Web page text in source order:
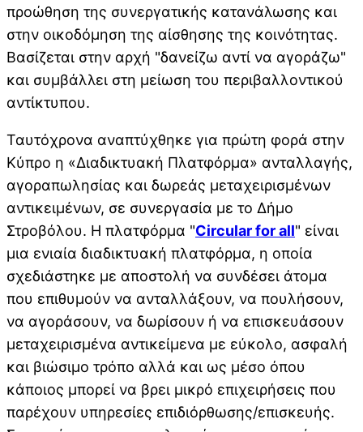
προώθηση της συνεργατικής κατανάλωσης και
στην οικοδόμηση της αίσθησης της κοινότητας.
Βασίζεται στην αρχή "δανείζω αντί να αγοράζω"
και συμβάλλει στη μείωση του περιβαλλοντικού
αντίκτυπου.
Ταυτόχρονα αναπτύχθηκε για πρώτη φορά στην
Κύπρο η «Διαδικτυακή Πλατφόρμα» ανταλλαγής,
αγοραπωλησίας και δωρεάς μεταχειρισμένων
αντικειμένων, σε συνεργασία με το Δήμο
Στροβόλου. Η πλατφόρμα "Circular for all" είναι
μια ενιαία διαδικτυακή πλατφόρμα, η οποία
σχεδιάστηκε με αποστολή να συνδέσει άτομα
που επιθυμούν να ανταλλάξουν, να πουλήσουν,
να αγοράσουν, να δωρίσουν ή να επισκευάσουν
μεταχειρισμένα αντικείμενα με εύκολο, ασφαλή
και βιώσιμο τρόπο αλλά και ως μέσο όπου
κάποιος μπορεί να βρει μικρό επιχειρήσεις που
παρέχουν υπηρεσίες επιδιόρθωσης/επισκευής.